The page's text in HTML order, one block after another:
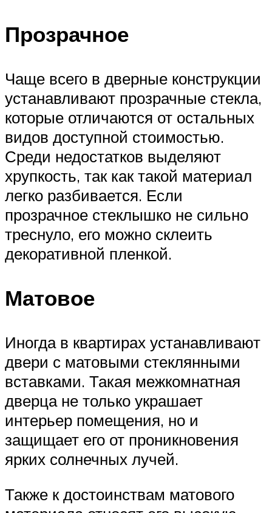
Прозрачное
Чаще всего в дверные конструкции
устанавливают прозрачные стекла,
которые отличаются от остальных
видов доступной стоимостью.
Среди недостатков выделяют
хрупкость, так как такой материал
легко разбивается. Если
прозрачное стеклышко не сильно
треснуло, его можно склеить
декоративной пленкой.
Матовое
Иногда в квартирах устанавливают
двери с матовыми стеклянными
вставками. Такая межкомнатная
дверца не только украшает
интерьер помещения, но и
защищает его от проникновения
ярких солнечных лучей.
Также к достоинствам матового